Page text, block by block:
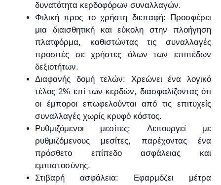
δυνατότητα κερδοφόρων συναλλαγών.
Φιλική προς το χρήστη διεπαφή: Προσφέρει
μια διαισθητική και εύκολη στην πλοήγηση
πλατφόρμα, καθιστώντας τις συναλλαγές
προσιτές σε χρήστες όλων των επιπέδων
δεξιοτήτων.
Διαφανής δομή τελών: Χρεώνει ένα λογικό
τέλος 2% επί των κερδών, διασφαλίζοντας ότι
οι έμποροι επωφελούνται από τις επιτυχείς
συναλλαγές χωρίς κρυφό κόστος.
Ρυθμιζόμενοι μεσίτες: Λειτουργεί με
ρυθμιζόμενους μεσίτες, παρέχοντας ένα
πρόσθετο επίπεδο ασφάλειας και
εμπιστοσύνης.
Στιβαρή ασφάλεια: Εφαρμόζει μέτρα